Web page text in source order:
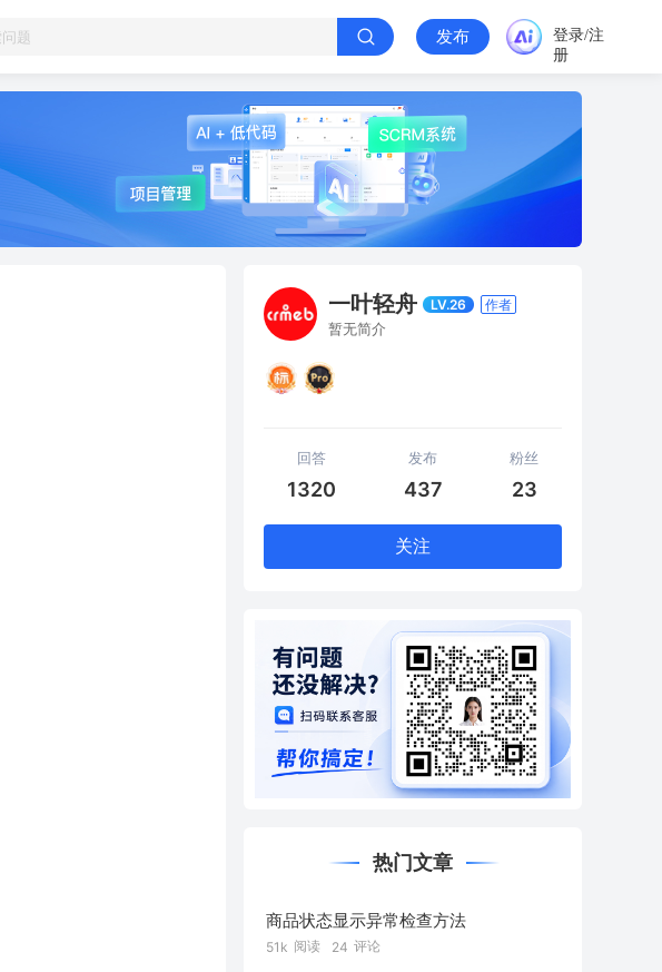
发布
登录/注
册
一叶轻舟 LV.26 作者
暂无简介
回答
1320
发布
437
粉丝
23
关注
热门文章
商品状态显示异常检查方法
51k 阅读 24 评论